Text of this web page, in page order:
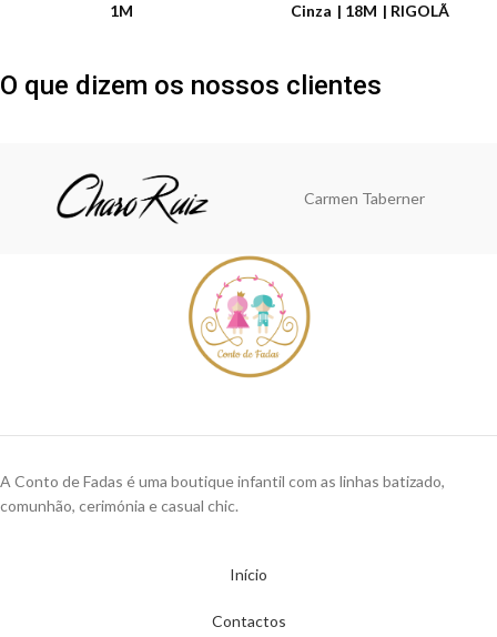
1M
Cinza
18M RIGOLÃ
O que dizem os nossos clientes
Carmen Taberner
A Conto de Fadas é uma boutique infantil com as linhas batizado,
comunhão, cerimónia e casual chic.
Início
Contactos